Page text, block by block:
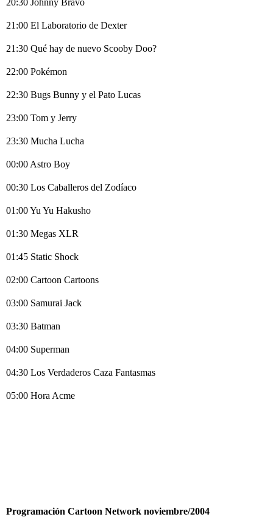
20:30 Johnny Bravo
21:00 El Laboratorio de Dexter
21:30 Qué hay de nuevo Scooby Doo?
22:00 Pokémon
22:30 Bugs Bunny y el Pato Lucas
23:00 Tom y Jerry
23:30 Mucha Lucha
00:00 Astro Boy
00:30 Los Caballeros del Zodíaco
01:00 Yu Yu Hakusho
01:30 Megas XLR
01:45 Static Shock
02:00 Cartoon Cartoons
03:00 Samurai Jack
03:30 Batman
04:00 Superman
04:30 Los Verdaderos Caza Fantasmas
05:00 Hora Acme
Programación Cartoon Network noviembre/2004